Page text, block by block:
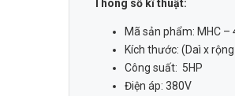
Thông số kĩ thuật:
Mã sản phẩm: MHC –
Kích thước: (Daì x
Công suất: 5HP
Điện áp: 380V